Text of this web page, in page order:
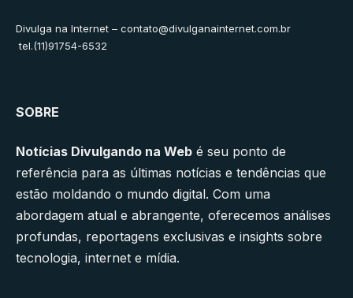
Divulga na Internet – contato@divulganainternet.com.br
tel.(11)91754-6532
SOBRE
Notícias Divulgando na Web é seu ponto de
referência para as últimas notícias e tendências que
estão moldando o mundo digital. Com uma
abordagem atual e abrangente, oferecemos análises
profundas, reportagens exclusivas e insights sobre
tecnologia, internet e mídia.